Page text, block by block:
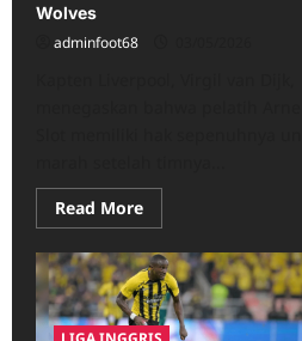
Wolves
adminfoot68
Read MoreRead
more
Van
Dijk
Tegaskan
Arne
Slot